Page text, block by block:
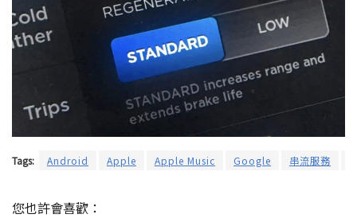
Tags: Android Apple Apple Music Google 串流服務
您也許會喜歡：